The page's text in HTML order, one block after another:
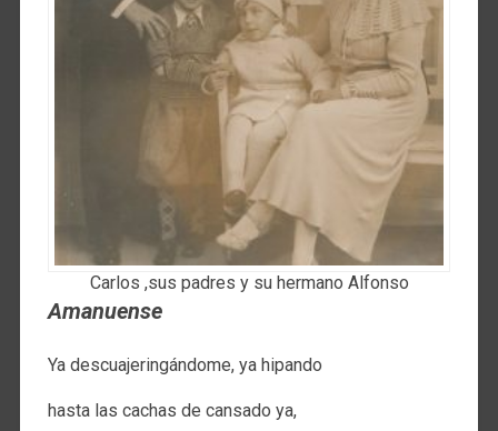
Carlos ,sus padres y su hermano Alfonso
Amanuense
Ya descuajeringándome, ya hipando
hasta las cachas de cansado ya,